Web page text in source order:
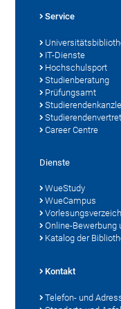
Service
IT-Dienste
Hochschulsport
Studienberatung
Prüfungsamt
Career Centre
Dienste
WueStudy
WueCampus
Online-Bewerbung
Katalog der
Kontakt
Telefon- und